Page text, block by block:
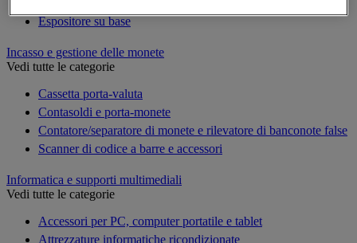
Espositore su base
Incasso e gestione delle monete
Vedi tutte le categorie
Cassetta porta-valuta
Contasoldi e porta-monete
Contatore/separatore di monete e rilevatore di banconote false
Scanner di codice a barre e accessori
Informatica e supporti multimediali
Vedi tutte le categorie
Accessori per PC, computer portatile e tablet
Attrezzature informatiche ricondizionate